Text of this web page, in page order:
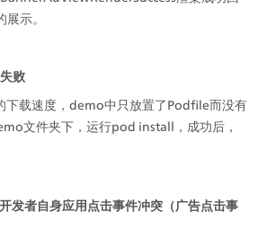
示。
败
下载速度，demo中只放置了Podfile而没有
文件夹下，运行pod install，成功后，
发者自身应用点击事件冲突（广告点击事